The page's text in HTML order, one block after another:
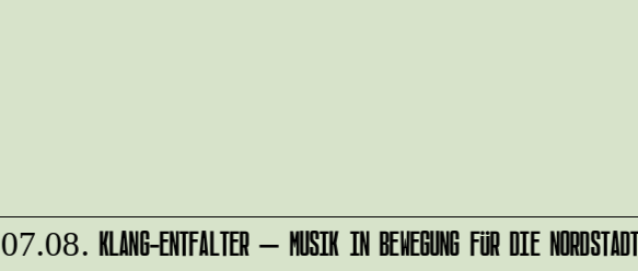
07.08.KLANG-ENTFALTER – MUSIK IN BEWEGUNG FÜR DIE NORDSTADT